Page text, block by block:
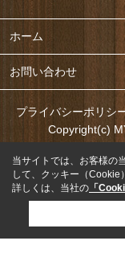
ホーム
お問い合わせ
プライバシーポリシ
Copyright(c)
当サイトでは、お客様の
して、クッキー（Cookie
詳しくは、当社の 「